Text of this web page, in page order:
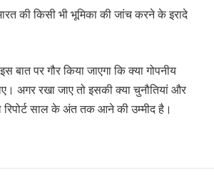
की किसी भी भूमिका की जांच करने के इरादे
पर गौर किया जाएगा कि क्या गोपनीय
अगर रखा जाए तो इसकी क्या चुनौतियां और
रिपोर्ट साल के अंत तक आने की उम्मीद है।